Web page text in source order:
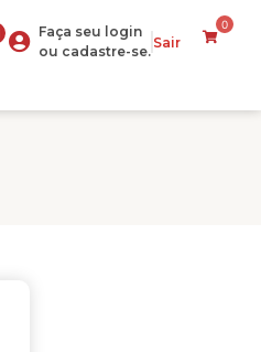
Faça seu login
ou cadastre-se.
Sair
0